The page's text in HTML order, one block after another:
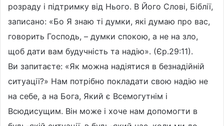
розраду і підтримку від Нього. В Його Слові, Біблії,
записано: «Бо Я знаю ті думки, які думаю про вас,
говорить Господь, – думки спокою, а не на зло,
щоб дати вам будучність та надію». (Єр.29:11).
Ви запитаєте: «Як можна надіятися в безнадійній
ситуації?» Нам потрібно покладати свою надію не
на себе, а на Бога, Який є Всемогутнім і
Всюдисущим. Він може і хоче нам допомогти в